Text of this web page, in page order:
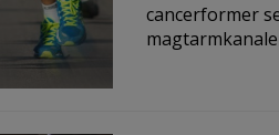
cancerformer